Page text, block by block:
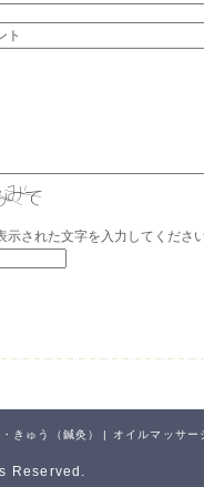
示された文字を入力してください
ト
きゅう（鍼灸） | オイルマッサー
Reserved.